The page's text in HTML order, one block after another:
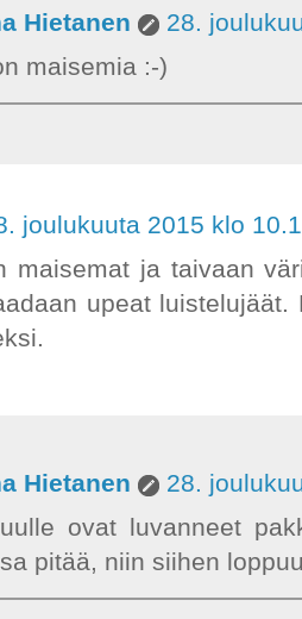
Hietanen
28.
maisemia :-)
joulukuuta 2015 klo
maisemat ja taivaan
upeat
Hietanen
28.
ovat luvanneet
pitää, niin siihen